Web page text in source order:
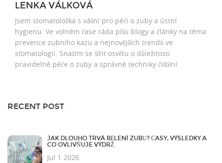
LENKA VÁLKOVÁ
Jsem stomatoložka s vášní pro péči o zuby a ústní
hygienu. Ve volném čase ráda píšu blogy a články na téma
prevence zubního kazu a nejnovějších trendů ve
stomatologii. Snažím se šířit osvětu o důležitosti
pravidelné péče o zuby a správné techniky čištění.
RECENT POST
JAK DLOUHO TRVÁ BĚLENÍ ZUBŮ? ČASY, VÝSLEDKY A
CO OVLIVŇUJE VÝDRŽ
Jul 1 2026